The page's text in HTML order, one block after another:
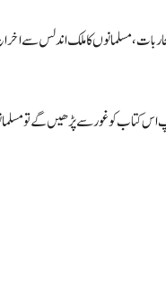
مسلمانوں کا ملک اندلس سے
اس کتاب کو غور سے پڑھیں گے تو